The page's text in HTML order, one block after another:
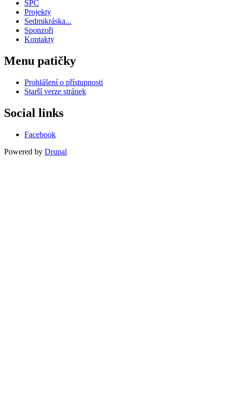
SPC
Projekty
Sedmikráska...
Sponzoři
Kontakty
Menu patičky
Prohlášení o přístupnosti
Starší verze stránek
Social links
Facebook
Powered by Drupal